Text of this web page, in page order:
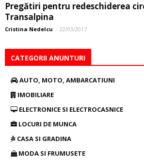
Pregătiri pentru redeschiderea
Transalpina
Cristina Nedelcu - 22/03/2017
CATEGORII ANUNTURI
AUTO, MOTO, AMBARCATIUNI
IMOBILIARE
ELECTRONICE SI ELECTROCASNICE
LOCURI DE MUNCA
CASA SI GRADINA
MODA SI FRUMUSETE